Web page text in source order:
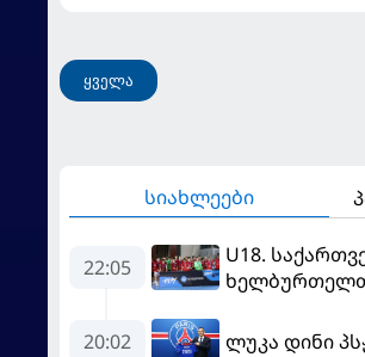
ყველა
სიახლეები
22:05
U18.
დაწინაურდა
20:02 ლუკა დინი